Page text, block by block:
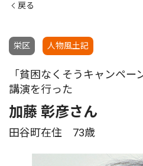
戻る
栄区 人物風土記
「貧困なくそうキャンペ
講演を行った
加藤 彰彦さん
田谷町在住 73歳